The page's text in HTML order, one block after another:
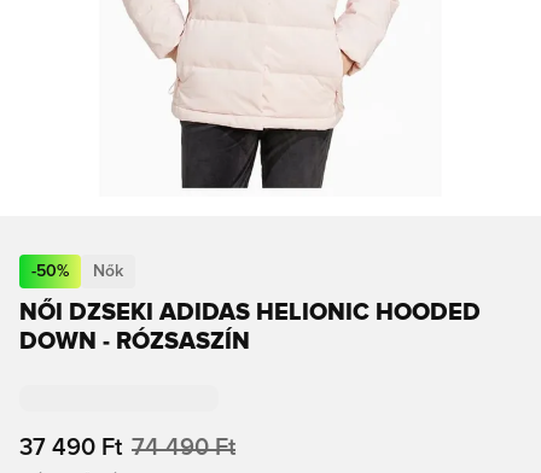
-50% Nők
NŐI DZSEKI ADIDAS HELIONIC HOODED
DOWN - RÓZSASZÍN
37 490 Ft 74 490 Ft